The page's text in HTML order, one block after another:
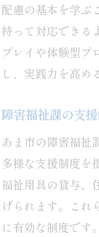
配慮の基本を学ぶ
持って対応できる
プレイや体験型プ
し、実践力を高め
障害福祉課の支
あま市の障害福祉
多様な支援制度を
福祉用具の貸与、
げられます。これ
に有効な制度です。